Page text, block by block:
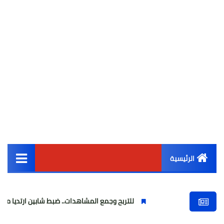
الرئيسية
أخبار مصر
للتربح وجمع المشاهدات.. ضبط شابين ارتديا ملابس نسائية